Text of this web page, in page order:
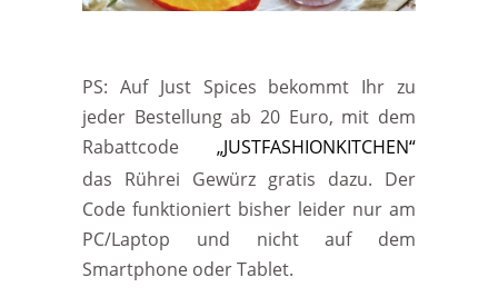
PS: Auf Just Spices bekommt Ihr zu
jeder Bestellung ab 20 Euro, mit dem
Rabattcode „JUSTFASHIONKITCHEN“
das Rührei Gewürz gratis dazu. Der
Code funktioniert bisher leider nur am
PC/Laptop und nicht auf dem
Smartphone oder Tablet.